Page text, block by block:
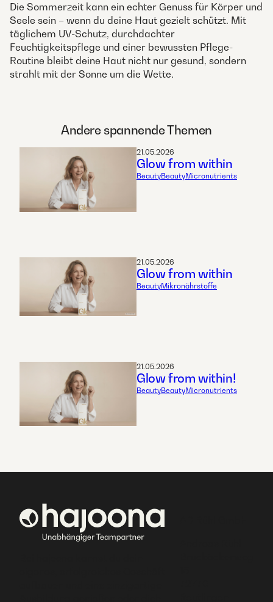
Die Sommerzeit kann ein echter Genuss für Körper und
Seele sein – wenn du deine Haut gezielt schützt. Mit
täglichem UV-Schutz, durchdachter
Feuchtigkeitspflege und einer bewussten Pflege-
Routine bleibt deine Haut nicht nur gesund, sondern
strahlt mit der Sonne um die Wette.
Andere spannende Themen
21.05.2026
Glow from within
BeautyBeautyMicronutrients
21.05.2026
Glow from within
BeautyMikronährstoffe
21.05.2026
Glow from within!
BeautyBeautyMicronutrients